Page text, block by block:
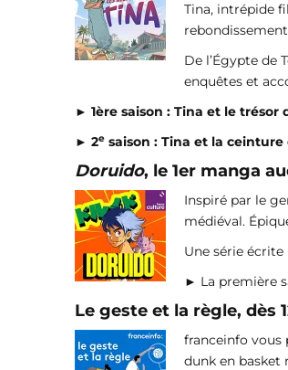
Tina, intrépide
De l’Égypte de
enquêtes et
► 1ère saison : Tina et le trésor
► 2e saison : Tina et la
Doruido, le 1er manga
Inspiré par le
médiéval.
Une série écrite
► La première
Le geste et la règle, dès
franceinfo vous
dunk en basket